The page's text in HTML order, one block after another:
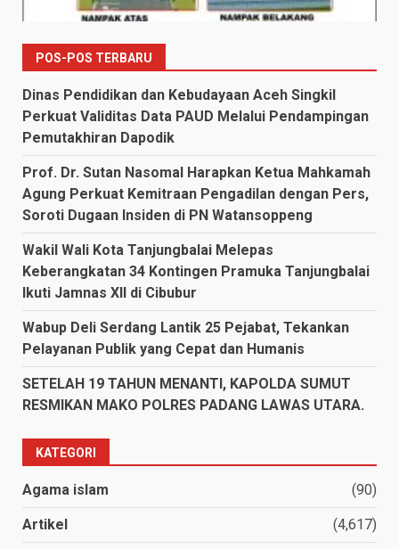
POS-POS TERBARU
Dinas Pendidikan dan Kebudayaan Aceh Singkil
Perkuat Validitas Data PAUD Melalui Pendampingan
Pemutakhiran Dapodik
Prof. Dr. Sutan Nasomal Harapkan Ketua Mahkamah
Agung Perkuat Kemitraan Pengadilan dengan Pers,
Soroti Dugaan Insiden di PN Watansoppeng
Wakil Wali Kota Tanjungbalai Melepas
Keberangkatan 34 Kontingen Pramuka Tanjungbalai
Ikuti Jamnas XII di Cibubur
Wabup Deli Serdang Lantik 25 Pejabat, Tekankan
Pelayanan Publik yang Cepat dan Humanis
SETELAH 19 TAHUN MENANTI, KAPOLDA SUMUT
RESMIKAN MAKO POLRES PADANG LAWAS UTARA.
KATEGORI
Agama islam (90)
Artikel (4,617)